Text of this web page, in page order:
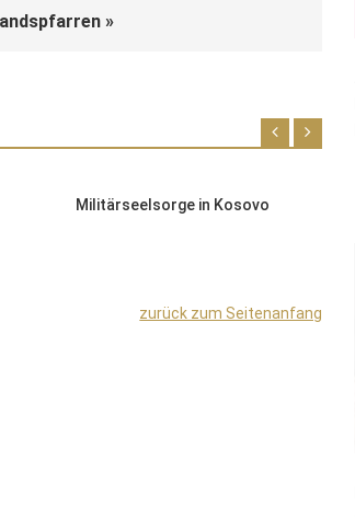
»
Militärseelsorge in Kosovo
zurück zum Seitenanfang